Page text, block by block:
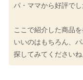
パ・ママから好評でし
ここで紹介した商品
いいのはもちろん、
探してみてくださいね